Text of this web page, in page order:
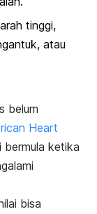
tinggi,
atau
belum
Heart
ketika
bisa